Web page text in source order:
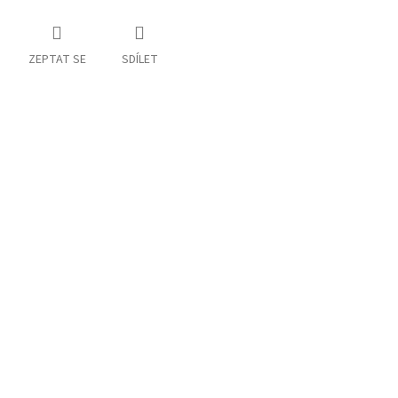
ZEPTAT SE SDÍLET